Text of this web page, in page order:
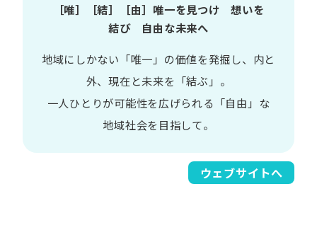
［唯］​［結］​［由］ 唯一を​見つけ 想いを​
結び 自由な​未来へ
地域に​しかない​「唯一」の​価値を​発掘し、 内と​
外、​現在と​未来を​「結ぶ」。
一人​ひとりが​可能性を​広げられる 「自由」な​
地域社会を​目指して。​
ウェブサイトへ